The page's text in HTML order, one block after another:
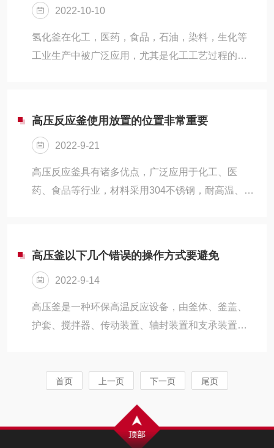
2022-10-10
氢化釜在化工，医药，食品，石油，染料，生化等
工业生产中被广泛应用，尤其是化工工艺过程的种
好的效果。
高压反应釜使用放置的位置非常重要
2022-9-21
高压反应釜具有诸多优点，广泛应用于化工、医
药、食品等行业，材料采用304不锈钢，耐高温、耐
高压釜以下几个错误的操作方式要避免
2022-9-14
高压釜是一种环保高温反应设备，由釜体、釜盖、
护套、搅拌器、传动装置、轴封装置和支承装置组
置内设有换热面，通过外循环可进行换热。
首页 上一页 下一页 尾页